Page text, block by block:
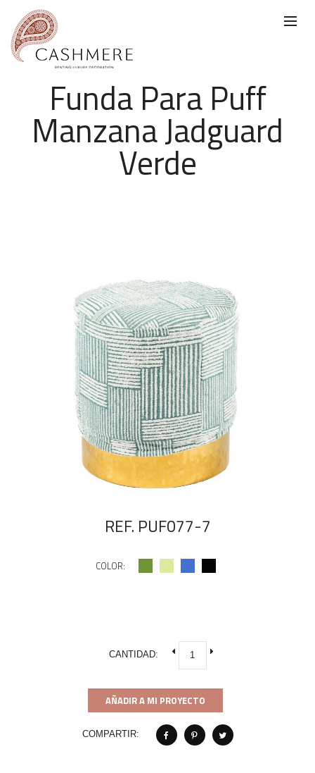
Funda Para Puff
Manzana Jadguard
Verde
REF. PUF077-7
COLOR:
CANTIDAD:
AÑADIR A MI PROYECTO
COMPARTIR: